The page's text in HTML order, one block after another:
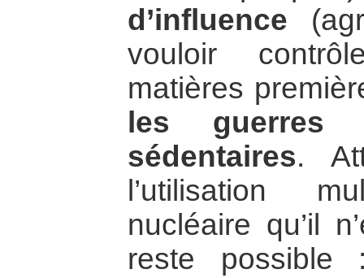
d’influence
vouloir
matières
les guerres
sédentaires.
l’utilisation
nucléaire qu’il
reste